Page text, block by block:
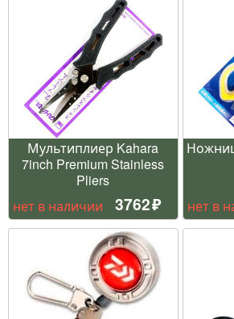
Мультиплиер Kahara
7inch Premium Stainless
Pliers
нет в наличии
3762 нет в